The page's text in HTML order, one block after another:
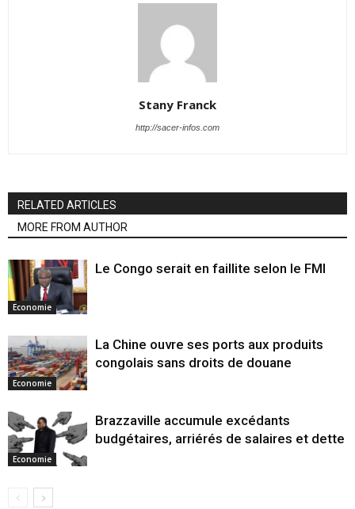
Stany Franck
http://sacer-infos.com
RELATED ARTICLES
MORE FROM AUTHOR
Economie
Le Congo serait en faillite selon le FMI
Economie
La Chine ouvre ses ports aux produits
congolais sans droits de douane
Economie
Brazzaville accumule excédants
budgétaires, arriérés de salaires et dette